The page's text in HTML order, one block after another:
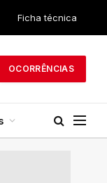
Ficha técnica
OCORRÊNCIAS